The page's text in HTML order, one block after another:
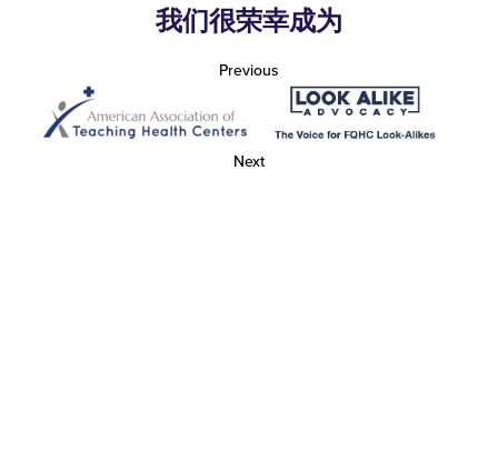
我们很荣幸成为
Previous
Next